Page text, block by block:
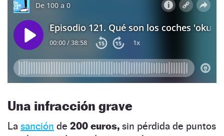
Una infracción grave
La sanción de 200 euros, sin pérdida de puntos